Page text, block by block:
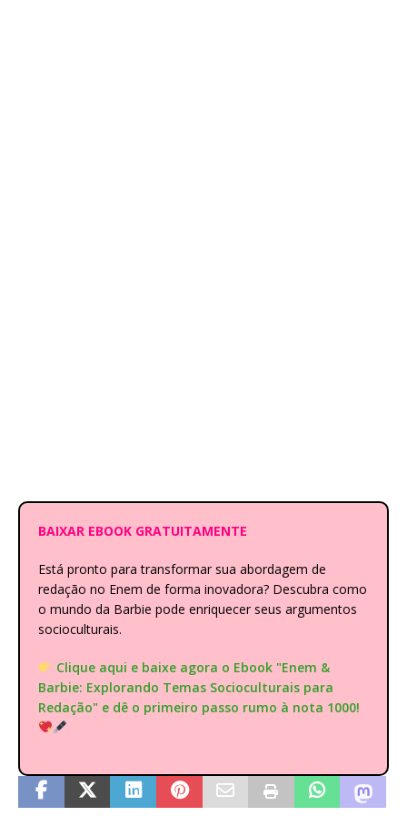
BAIXAR EBOOK GRATUITAMENTE
Está pronto para transformar sua abordagem de
redação no Enem de forma inovadora? Descubra como
o mundo da Barbie pode enriquecer seus argumentos
socioculturais.
Clique aqui e baixe agora o Ebook "Enem &
Barbie: Explorando Temas Socioculturais para
Redação" e dê o primeiro passo rumo à nota 1000!